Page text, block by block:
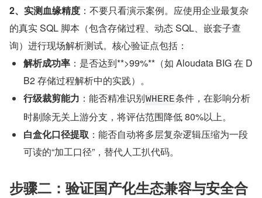
2、实测血缘精度 ：不要只看演示案例。应使用企业最复杂
的真实 SQL 脚本（包含存储过程、动态 SQL、嵌套子查
询）进行现场解析测试。核心验证点包括：
解析成功率 ：是否达到**>99%**（如 Aloudata BIG 在 D
B2 存储过程解析中的实践）。
行级裁剪能力 ：能否精准识别WHERE条件，在影响分析
时剔除无关上游分支，将评估范围降低 80%以上。
白盒化口径提取 ：能否自动将多层复杂逻辑压缩为一段
可读的“加工口径”，替代人工扒代码。
步骤二：验证国产化生态兼容与安全合